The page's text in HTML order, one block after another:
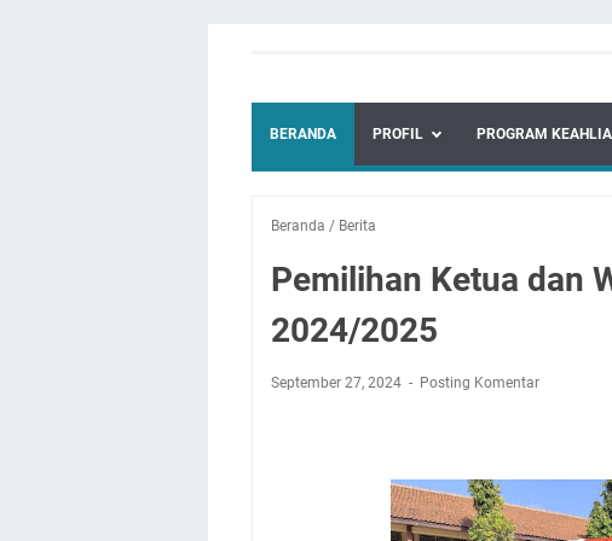
BERANDA PROFIL PROGRAM
Beranda / Berita
Pemilihan Ketua dan
2024/2025
September 27, 2024 Posting Komentar